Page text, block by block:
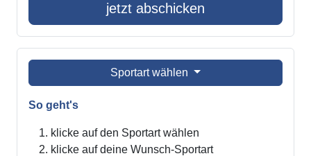
jetzt abschicken
Sportart wählen
So geht's
klicke auf den Sportart wählen
klicke auf deine Wunsch-Sportart